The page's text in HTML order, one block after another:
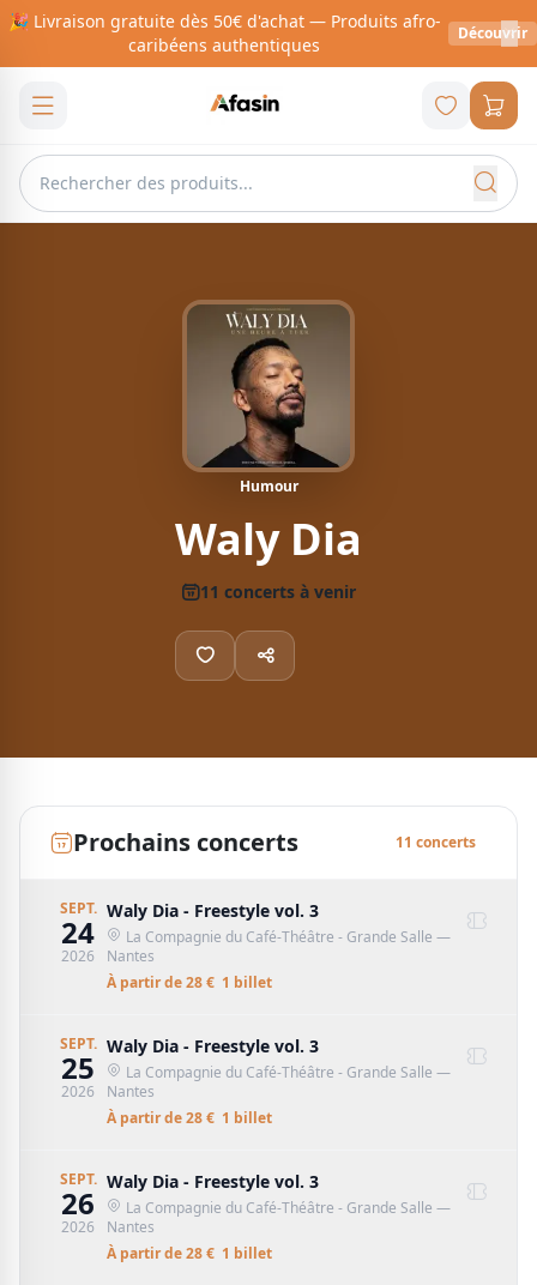
🎉 Livraison gratuite dès 50€ d'achat — Produits afro-
caribéens authentiques
Découvrir
Humour
Waly Dia
11 concerts à venir
Prochains concerts 11 concerts
SEPT.
24
2026
Waly Dia - Freestyle vol. 3
La Compagnie du Café-Théâtre - Grande Salle —
Nantes
À partir de28€ 1 billet
SEPT.
25
2026
Waly Dia - Freestyle vol. 3
La Compagnie du Café-Théâtre - Grande Salle —
Nantes
À partir de28€ 1 billet
SEPT.
26
2026
Waly Dia - Freestyle vol. 3
La Compagnie du Café-Théâtre - Grande Salle —
Nantes
À partir de28€ 1 billet